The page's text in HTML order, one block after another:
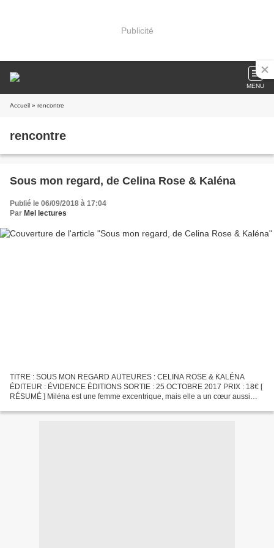
Publicité
MENU
Accueil » rencontre
rencontre
Sous mon regard, de Celina Rose & Kaléna
Publié le 06/09/2018 à 17:04
Par Mel lectures
TITRE : SOUS MON REGARD AUTEURES : CELINA ROSE & KALÉNA
ÉDITEUR : ÉVIDENCE ÉDITIONS SORTIE : 25 OCTOBRE 2017 PRIX : 18€ [
RÉSUMÉ ] Miléna est une femme excentrique, mais elle a un cœur aussi